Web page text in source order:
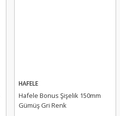
HAFELE
Hafele Bonus Şişelik 150mm
Gümüş Gri Renk